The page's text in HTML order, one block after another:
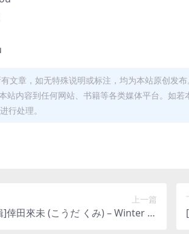
文章，如无特殊说明或标注，均为本站原创发
站内容到任何网站、书籍等各类媒体平台。如
行处理。
上一篇
]倖田來未 (こうだ くみ) – Winter of